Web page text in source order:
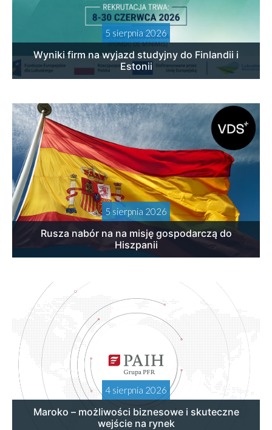
5 sierpnia 2026
Wyniki firm na wyjazd studyjny do Finlandii i
Estonii
5 sierpnia 2026
Rusza nabór na na misję gospodarczą do
Hiszpanii
4 sierpnia 2026
Maroko – możliwości biznesowe i skuteczne
wejście na rynek